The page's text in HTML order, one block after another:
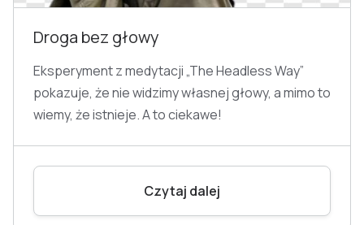
Droga bez głowy
Eksperyment z medytacji „The Headless Way”
pokazuje, że nie widzimy własnej głowy, a mimo to
wiemy, że istnieje. A to ciekawe!
Czytaj dalej